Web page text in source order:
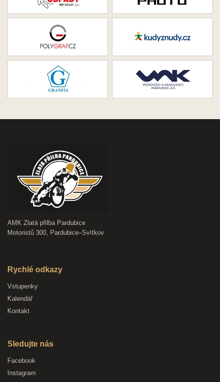
AMK Zlatá přilba Pardubice
Motoristů 300, Pardubice–Svítkov
Rychlé odkazy
Vstupenky
Kalendář
Kontakt
Sledujte nás
Facebook
Instagram